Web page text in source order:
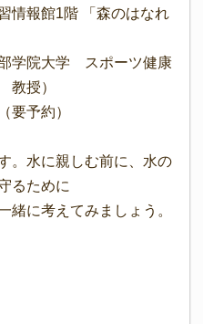
情報館1階 「森のはなれ
学院大学 スポーツ健康
授）
要予約）
。水に親しむ前に、水の
るために
考えてみましょう。